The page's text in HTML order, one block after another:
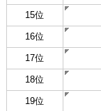
15位
16位
17位
18位
19位